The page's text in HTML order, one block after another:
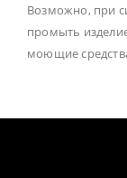
Возможно, при
промыть
моющие